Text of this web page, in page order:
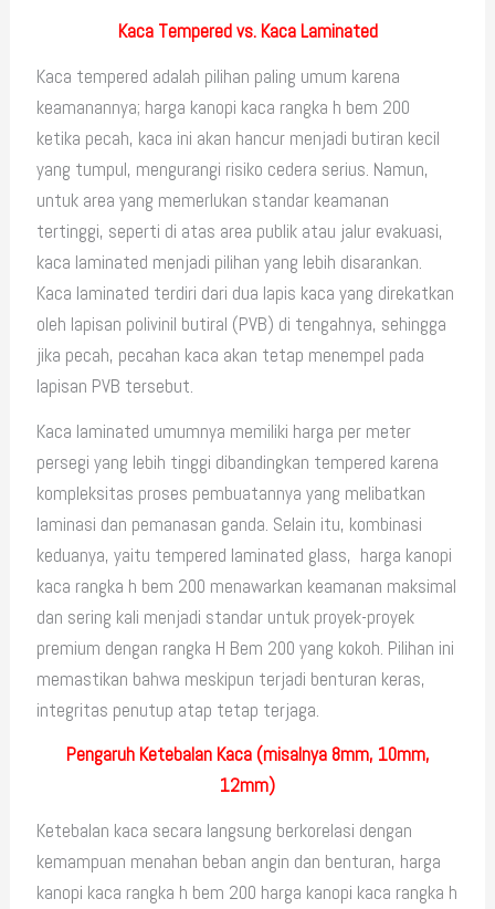
Kaca Tempered vs. Kaca Laminated
Kaca tempered adalah pilihan paling umum karena
keamanannya; harga kanopi kaca rangka h bem 200
ketika pecah, kaca ini akan hancur menjadi butiran kecil
yang tumpul, mengurangi risiko cedera serius. Namun,
untuk area yang memerlukan standar keamanan
tertinggi, seperti di atas area publik atau jalur evakuasi,
kaca laminated menjadi pilihan yang lebih disarankan.
Kaca laminated terdiri dari dua lapis kaca yang direkatkan
oleh lapisan polivinil butiral (PVB) di tengahnya, sehingga
jika pecah, pecahan kaca akan tetap menempel pada
lapisan PVB tersebut.
Kaca laminated umumnya memiliki harga per meter
persegi yang lebih tinggi dibandingkan tempered karena
kompleksitas proses pembuatannya yang melibatkan
laminasi dan pemanasan ganda. Selain itu, kombinasi
keduanya, yaitu tempered laminated glass, harga kanopi
kaca rangka h bem 200 menawarkan keamanan maksimal
dan sering kali menjadi standar untuk proyek-proyek
premium dengan rangka H Bem 200 yang kokoh. Pilihan ini
memastikan bahwa meskipun terjadi benturan keras,
integritas penutup atap tetap terjaga.
Pengaruh Ketebalan Kaca (misalnya 8mm, 10mm,
12mm)
Ketebalan kaca secara langsung berkorelasi dengan
kemampuan menahan beban angin dan benturan, harga
kanopi kaca rangka h bem 200 harga kanopi kaca rangka h